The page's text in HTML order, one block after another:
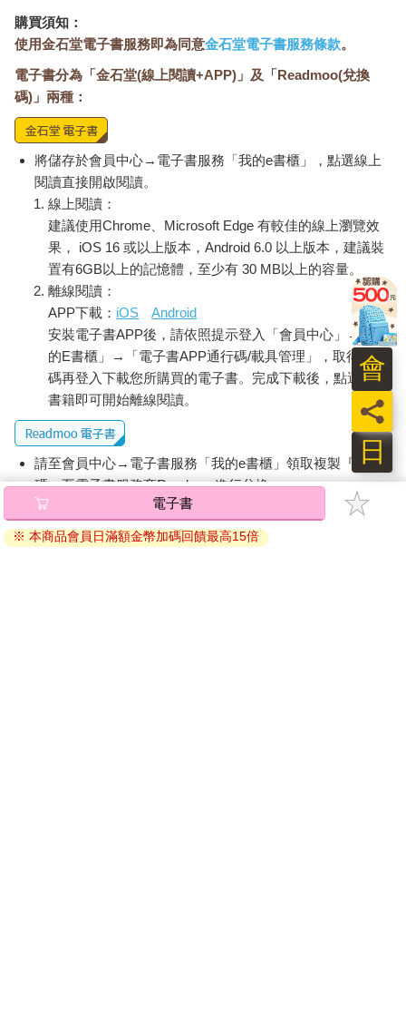
購買須知：
使用金石堂電子書服務即為同意金石堂電子書服務條款。
電子書分為「金石堂(線上閱讀+APP)」及「Readmoo(兌換
碼)」兩種：
將儲存於會員中心→電子書服務「我的e書櫃」，點選線上
閱讀直接開啟閱讀。
線上閱讀：
建議使用Chrome、Microsoft Edge 有較佳的線上瀏覽效
果， iOS 16 或以上版本，Android 6.0 以上版本，建議裝
置有6GB以上的記憶體，至少有 30 MB以上的容量。
離線閱讀：
APP下載： iOS
Android
安裝電子書APP後，請依照提示登入「會員中心」→「我
的E書櫃」→「電子書APP通行碼/載具管理」，取得通行
碼再登入下載您所購買的電子書。完成下載後，點選任一
書籍即可開始離線閱讀。
請至會員中心→電子書服務「我的e書櫃」領取複製『兌換
碼』至電子書服務商Readmoo進行兌換。
退換貨須知：
因版權保護，您在金石堂所購買的電子書僅能以金石堂專屬
電子書
※ 本商品會員日滿額金幣加碼回饋最高15倍
日
員
會